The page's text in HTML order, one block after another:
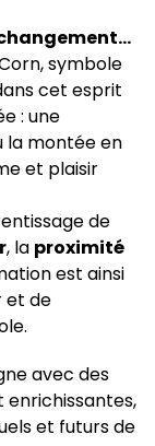
symbole
cet esprit
: une
la montée en
et plaisir
de
, la proximité
est ainsi
et de
avec des
et futurs de